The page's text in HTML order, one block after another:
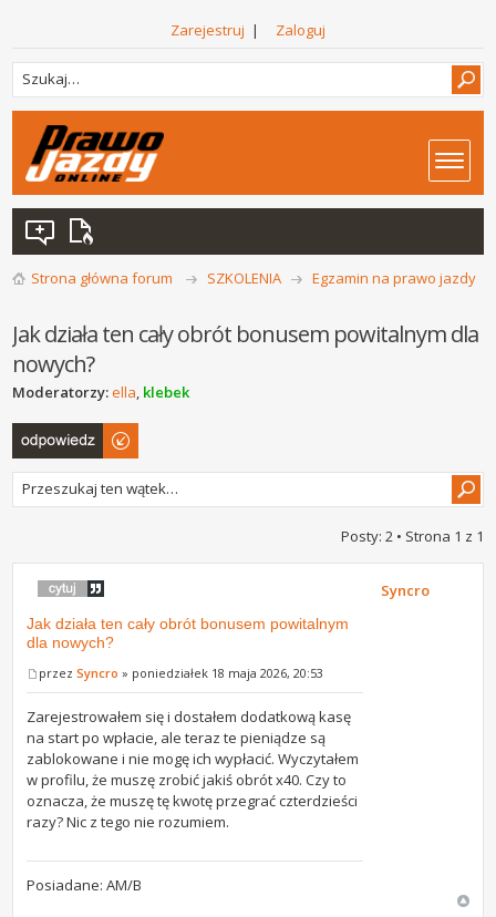
Zarejestruj | Zaloguj
Strona główna forum SZKOLENIA Egzamin na prawo jazdy
Jak działa ten cały obrót bonusem powitalnym dla
nowych?
Moderatorzy:ella, klebek
Odpowiedz
Posty: 2 • Strona 1 z 1
Jak działa ten cały obrót bonusem powitalnym
dla nowych?
przezSyncro » poniedziałek 18 maja 2026, 20:53
Zarejestrowałem się i dostałem dodatkową kasę
na start po wpłacie, ale teraz te pieniądze są
zablokowane i nie mogę ich wypłacić. Wyczytałem
w profilu, że muszę zrobić jakiś obrót x40. Czy to
oznacza, że muszę tę kwotę przegrać czterdzieści
razy? Nic z tego nie rozumiem.
Posiadane: AM/B
Syncro